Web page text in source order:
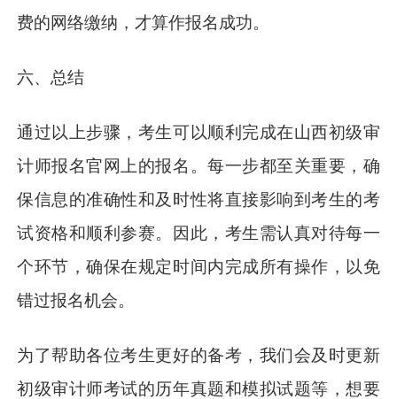
费的网络缴纳，才算作报名成功。
六、总结
通过以上步骤，考生可以顺利完成在山西初级审
计师报名官网上的报名。每一步都至关重要，确
保信息的准确性和及时性将直接影响到考生的考
试资格和顺利参赛。因此，考生需认真对待每一
个环节，确保在规定时间内完成所有操作，以免
错过报名机会。
为了帮助各位考生更好的备考，我们会及时更新
初级审计师考试的历年真题和模拟试题等，想要